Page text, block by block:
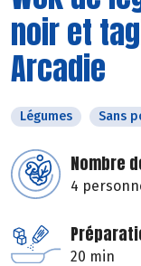
noir et
Arcadie
Légumes Sans
Nombre
4
20 min